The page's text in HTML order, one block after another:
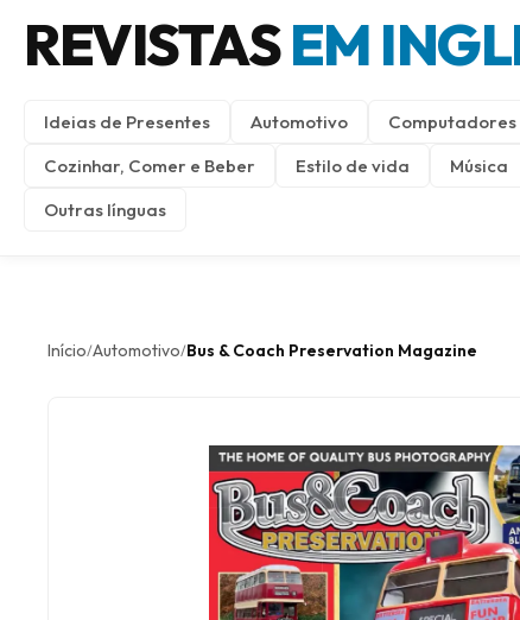
REVISTASEM
Ideias de Presentes Automotivo Computadores
Cozinhar, Comer e Beber
Estilo de vida Música
Outras línguas
Início/Automotivo/Bus & Coach Preservation Magazine